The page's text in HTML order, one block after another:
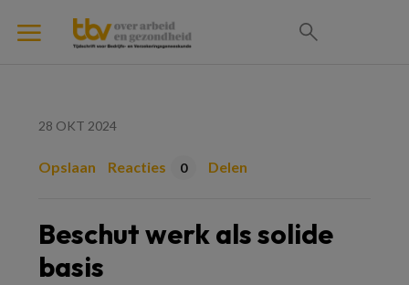
28 OKT 2024
Opslaan Reacties 0 Delen
Beschut werk als solide
basis